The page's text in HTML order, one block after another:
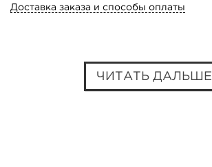
Доставка заказа и способы оплаты
ЧИТАТЬ ДАЛЬШЕ